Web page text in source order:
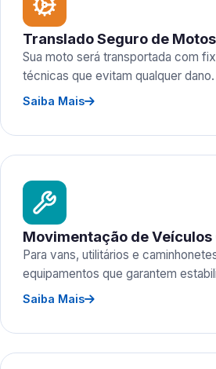
Translado Seguro de Motos
Sua moto será transportada com
técnicas que evitam qualquer dano.
Saiba Mais
Movimentação de Veículos
Para vans, utilitários e
equipamentos que garantem
Saiba Mais